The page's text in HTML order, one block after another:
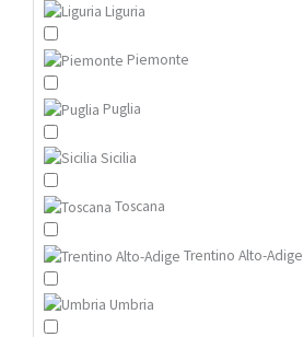
Liguria
Piemonte
Puglia
Sicilia
Toscana
Trentino Alto-Adige
Umbria